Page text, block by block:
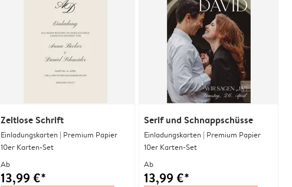
Zeitlose Schrift
Einladungskarten | Premium Papier
10er Karten-Set
Ab
13,99 €*
Serif und Schnappschüsse
Einladungskarten | Premium Papier
10er Karten-Set
Ab
13,99 €*